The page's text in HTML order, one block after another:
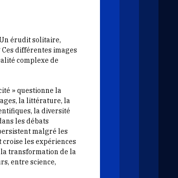
érudit solitaire,
différentes images
complexe de
» questionne la
la littérature, la
la diversité
les débats
malgré les
croise les expériences
transformation de la
entre science,